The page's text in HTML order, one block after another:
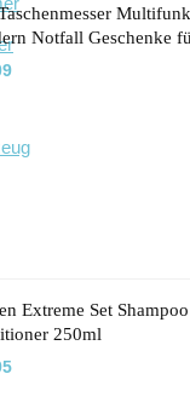
Notfall Geschenke
Extreme Set
250ml